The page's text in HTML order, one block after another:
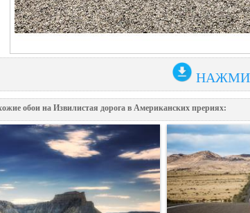
обои на Извилистая дорога в Американских прериях: